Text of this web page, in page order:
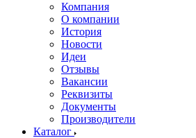
Компания
О компании
История
Новости
Идеи
Отзывы
Вакансии
Реквизиты
Документы
Производители
Каталог